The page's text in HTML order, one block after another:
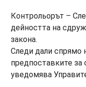
Контрольорът –
дейността на
закона.
Следи дали спрямо
предпоставките за
уведомява